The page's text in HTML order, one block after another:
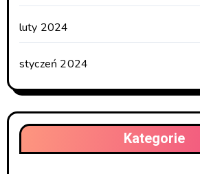
luty 2024
styczeń 2024
Kategorie